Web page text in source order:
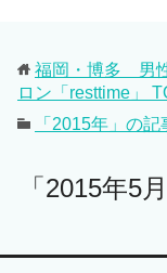
福岡・博多 男
ロン「resttime」
「2015年」の記
「2015年5